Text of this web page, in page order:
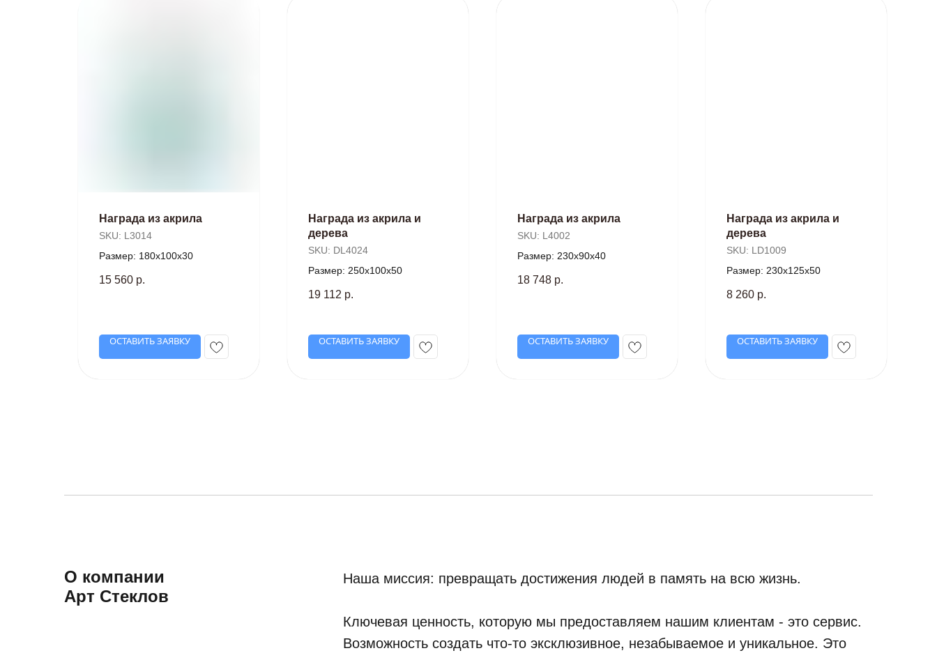
Награда из акрила
SKU: L3014
Размер: 180х100х30
15 560 р.
ОСТАВИТЬ ЗАЯВКУ
Награда из акрила и
дерева
SKU: DL4024
Размер: 250х100х50
19 112 р.
ОСТАВИТЬ ЗАЯВКУ
Награда из акрила
SKU: L4002
Размер: 230х90х40
18 748 р.
ОСТАВИТЬ ЗАЯВКУ
Награда из акрила и
дерева
SKU: LD1009
Размер: 230х125х50
8 260 р.
ОСТАВИТЬ ЗАЯВКУ
О компании
Арт Стеклов
Наша миссия: превращать достижения людей в память на всю жизнь.
Ключевая ценность, которую мы предоставляем нашим клиентам - это сервис.
Возможность создать что-то эксклюзивное, незабываемое и уникальное. Это